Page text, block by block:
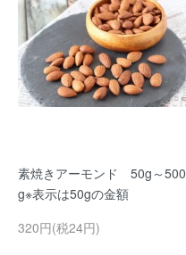
素焼きアーモンド 50g～500
g※表示は50gの金額
320円(税24円)